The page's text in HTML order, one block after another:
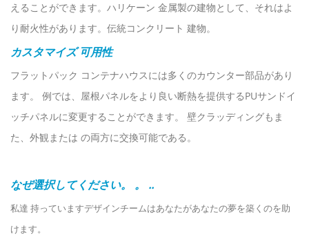
えることができます。ハリケーン 金属製の建物として、それはよ
り耐火性があります。伝統コンクリート 建物。
カスタマイズ 可用性
フラットパック コンテナハウスには多くのカウンター部品があり
ます。 例では、屋根パネルをより良い断熱を提供するPUサンドイ
ッチパネルに変更することができます。 壁クラッディングもま
た、外観または の両方に交換可能である。
なぜ選択してください。 。 ..
私達 持っていますデザインチームはあなたがあなたの夢を築くのを助
けます。